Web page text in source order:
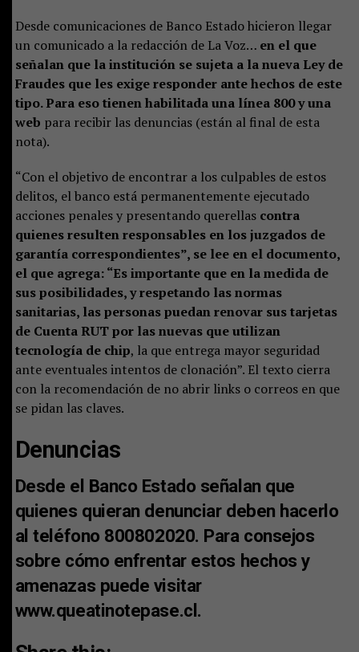
Desde comunicaciones de Banco Estado hicieron llegar
un comunicado a la redacción de La Voz… en el que
señalan que la institución se sujeta a la nueva Ley de
Fraudes que les exige responder ante hechos de este
tipo. Para eso tienen habilitada una línea 800 y una
web para recibir las denuncias (están al final de esta
nota).
“Con el objetivo de encontrar a los culpables de estos
delitos, el banco está permanentemente ejecutado
acciones penales y presentando querellas contra
quienes resulten responsables en los juzgados de
garantía correspondientes”, se lee en el documento,
el que agrega: “Es importante que en la medida de
sus posibilidades, y respetando las normas
sanitarias, las personas puedan renovar sus tarjetas
de Cuenta RUT por las nuevas que utilizan
tecnología de chip, la que entrega mayor seguridad
ante eventuales intentos de clonación”. El texto cierra
con la recomendación de no abrir links o correos en que
se pidan las claves.
Denuncias
Desde el Banco Estado señalan que
quienes quieran denunciar deben hacerlo
al teléfono 800802020. Para consejos
sobre cómo enfrentar estos hechos y
amenazas puede visitar
www.queatinotepase.cl.